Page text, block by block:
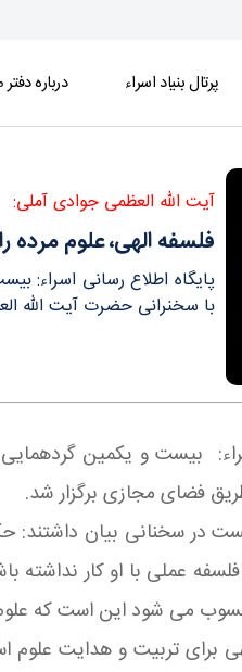
پرتال بنیاد اسراء درباره
آیت الله العظمی جوادی آملی:
فلسفه الهی، علوم
پایگاه اطلاع رسانی اسراء:
با سخنرانی حضرت آیت الله
بیست و یکمین
فضای مجازی برگزار شد.
در سخنانی بیان
عملی با او کار نداشته
می شود این است که علوم
برای تربیت و هدایت علوم